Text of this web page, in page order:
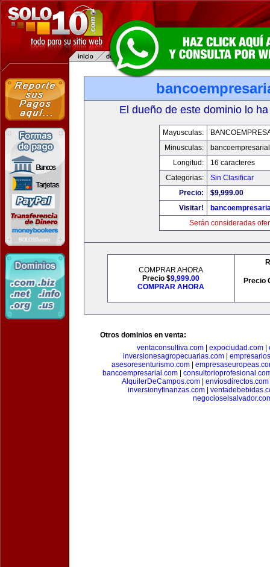
El dueño de este dominio lo
Mayusculas:
Minusculas:
Longitud:
16 caracteres
Categorias:
Sin Clasificar
Precio:
$9,999.00
Visitar!
Serán consideradas
COMPRAR AHORA
Precio $9,999.00
COMPRAR AHORA
Precio
Otros dominios en venta:
ventaconsultiva.com
expociudad.com
inversionesagropecuarias.com
asesoresenturismo.com|
bancoempresarial.com
AlquilerDeCampos.com
enviosdirectos.com
inversionyfinanzas.com|